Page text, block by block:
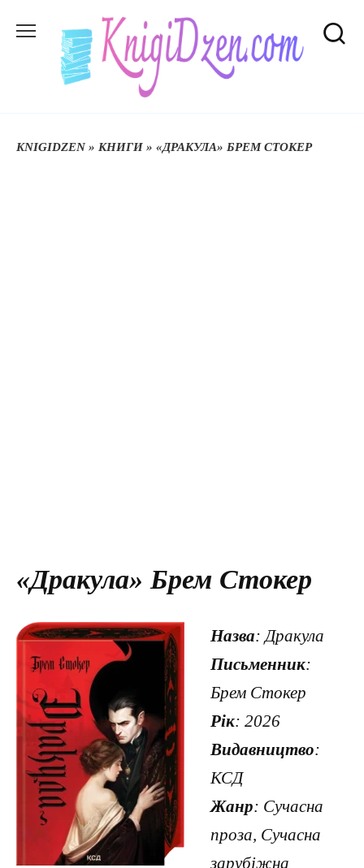
до
KNIGIDZEN» КНИГИ » «ДРАКУЛА» БРЕМ СТОКЕР
«Дракула» Брем Стокер
Назва: Дракула
Письменник:
Брем Стокер
Рік: 2026
Видавництво:
КСД
Жанр: Сучасна
проза, Сучасна
зарубіжна